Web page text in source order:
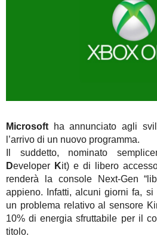
Microsoft ha annunciato agli
l’arrivo di un nuovo programma.
Il suddetto, nominato
Developer Kit) e di libero
renderà la console Next-Gen
appieno. Infatti, alcuni giorni fa,
un problema relativo al sensore
10% di energia sfruttabile per il
titolo.